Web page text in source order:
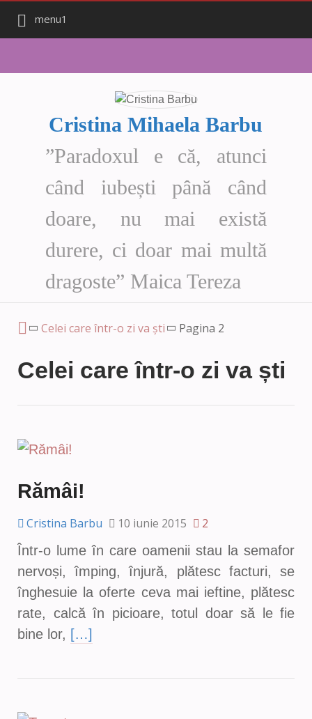
menu1
Cristina Mihaela Barbu
”Paradoxul e că, atunci
când iubești până când
doare, nu mai există
durere, ci doar mai multă
dragoste” Maica Tereza
Celei care într-o zi va ști Pagina 2
Celei care într-o zi va ști
Rămâi!
Cristina Barbu 10 iunie 2015
2
Într-o lume în care oamenii stau la semafor
nervoși, împing, înjură, plătesc facturi, se
înghesuie la oferte ceva mai ieftine, plătesc
rate, calcă în picioare, totul doar să le fie
bine lor, […]